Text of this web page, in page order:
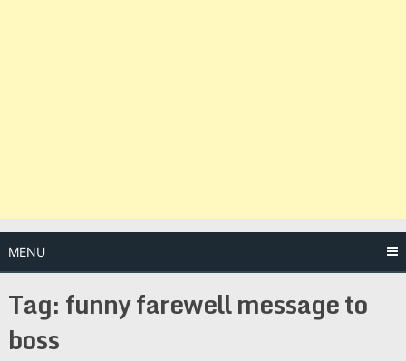
MENU
Tag:funny farewell message to
boss